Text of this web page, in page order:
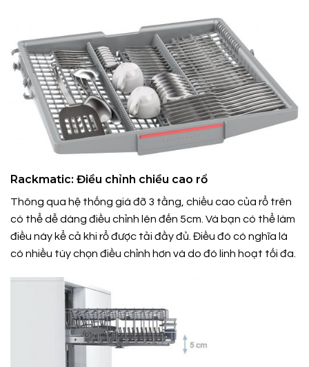
Rackmatic: Điều chỉnh chiều cao rổ
Thông qua hệ thống giá đỡ 3 tầng, chiều cao của rổ trên
có thể dễ dàng điều chỉnh lên đến 5cm. Và bạn có thể làm
điều này kể cả khi rổ được tải đầy đủ. Điều đó có nghĩa là
có nhiều tùy chọn điều chỉnh hơn và do đó linh hoạt tối đa.